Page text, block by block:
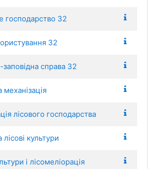
господарство 32
32
справа 32
механізація
лісового господарства
культури
і лісомеліорація